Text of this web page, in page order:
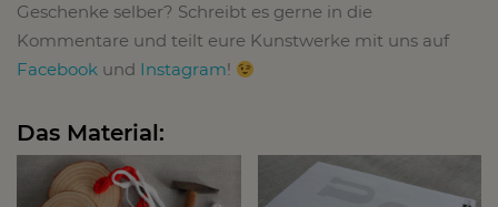
Geschenke selber? Schreibt es gerne in die
Kommentare und teilt eure Kunstwerke mit uns auf
Facebook und Instagram!
Das Material: